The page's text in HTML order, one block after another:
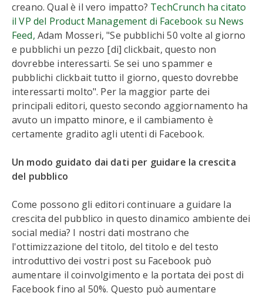
creano. Qual è il vero impatto? TechCrunch ha citato
il VP del Product Management di Facebook su News
Feed, Adam Mosseri, "Se pubblichi 50 volte al giorno
e pubblichi un pezzo [di] clickbait, questo non
dovrebbe interessarti. Se sei uno spammer e
pubblichi clickbait tutto il giorno, questo dovrebbe
interessarti molto". Per la maggior parte dei
principali editori, questo secondo aggiornamento ha
avuto un impatto minore, e il cambiamento è
certamente gradito agli utenti di Facebook.
Un modo guidato dai dati per guidare la crescita
del pubblico
Come possono gli editori continuare a guidare la
crescita del pubblico in questo dinamico ambiente dei
social media? I nostri dati mostrano che
l'ottimizzazione del titolo, del titolo e del testo
introduttivo dei vostri post su Facebook può
aumentare il coinvolgimento e la portata dei post di
Facebook fino al 50%. Questo può aumentare